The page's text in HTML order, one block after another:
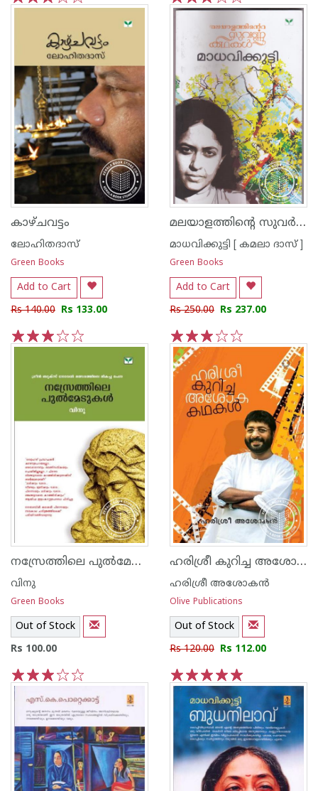
5
4
3
2
1 5
4
3
2
1
കാഴ്ചവട്ടം
ലോഹിതദാസ്
Green Books
Add to Cart
Rs 140.00 Rs 133.00
5
4
3
2
1
മലയാളത്തിന്റെ സുവര്‍ണ്ണ കഥകള്‍ - മാധവിക്കുട്ടി
മാധവിക്കുട്ടി [ കമലാ ദാസ് ]
Green Books
Add to Cart
Rs 250.00 Rs 237.00
5
4
3
2
1
നസ്രേത്തിലെ പുല്‍മേടുകള്‍
വിനു
Green Books
Out of Stock
Rs 100.00
1
ഹരിശ്രീ കുറിച്ച അശോക കഥകള്‍
ഹരിശ്രീ അശോക‌ന്‍
Olive Publications
Out of Stock
Rs 120.00 Rs 112.00
5
4
3
2
1